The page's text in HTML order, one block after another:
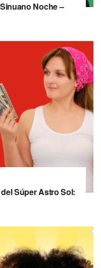
Noche –
Súper Astro Sol: